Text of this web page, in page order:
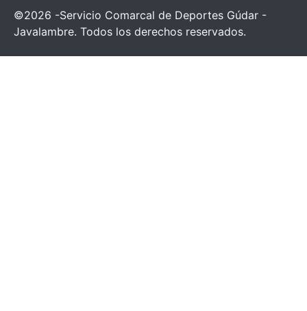
©2026 -Servicio Comarcal de Deportes Gúdar -
Javalambre. Todos los derechos reservados.